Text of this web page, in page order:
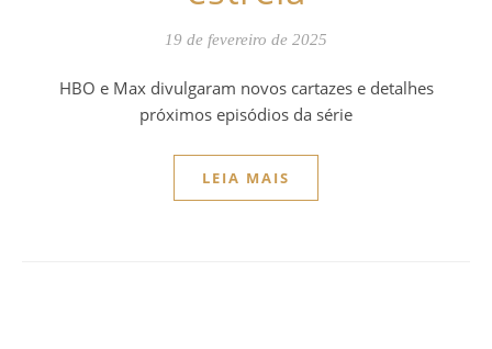
19 de fevereiro de 2025
HBO e Max divulgaram novos cartazes e detalhes
próximos episódios da série
LEIA MAIS